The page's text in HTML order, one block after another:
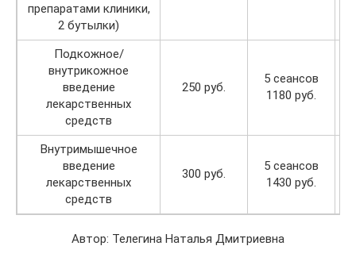
препаратами клиники,
2 бутылки)
Подкожное/
внутрикожное
введение
лекарственных
средств
250 руб.
5 сеансов
1180 руб.
Внутримышечное
введение
лекарственных
средств
300 руб.
5 сеансов
1430 руб.
Автор: Телегина Наталья Дмитриевна